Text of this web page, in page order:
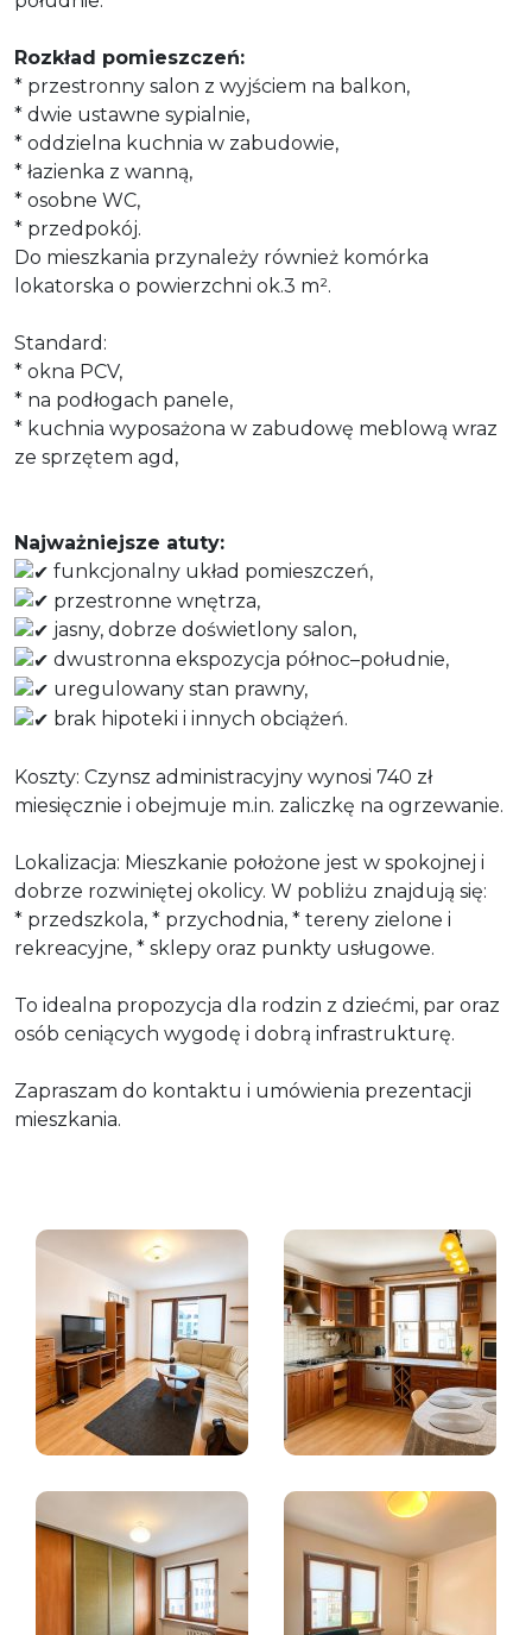
Rozkład pomieszczeń:
* przestronny salon z wyjściem na balkon,
* dwie ustawne sypialnie,
* oddzielna kuchnia w zabudowie,
* łazienka z wanną,
* osobne WC,
* przedpokój.
Do mieszkania przynależy również komórka
lokatorska o powierzchni ok.3 m².
Standard:
* okna PCV,
* na podłogach panele,
* kuchnia wyposażona w zabudowę meblową wraz
ze sprzętem agd,
Najważniejsze atuty:
funkcjonalny układ pomieszczeń,
przestronne wnętrza,
jasny, dobrze doświetlony salon,
dwustronna ekspozycja północ–południe,
uregulowany stan prawny,
brak hipoteki i innych obciążeń.
Koszty: Czynsz administracyjny wynosi 740 zł
miesięcznie i obejmuje m.in. zaliczkę na ogrzewanie.
Lokalizacja: Mieszkanie położone jest w spokojnej i
dobrze rozwiniętej okolicy. W pobliżu znajdują się:
* przedszkola, * przychodnia, * tereny zielone i
rekreacyjne, * sklepy oraz punkty usługowe.
To idealna propozycja dla rodzin z dziećmi, par oraz
osób ceniących wygodę i dobrą infrastrukturę.
Zapraszam do kontaktu i umówienia prezentacji
mieszkania.